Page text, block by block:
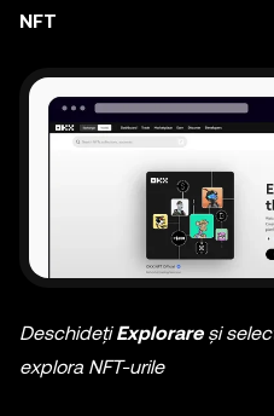
NFT
DeschidețiExplorareși
explora NFT-urile